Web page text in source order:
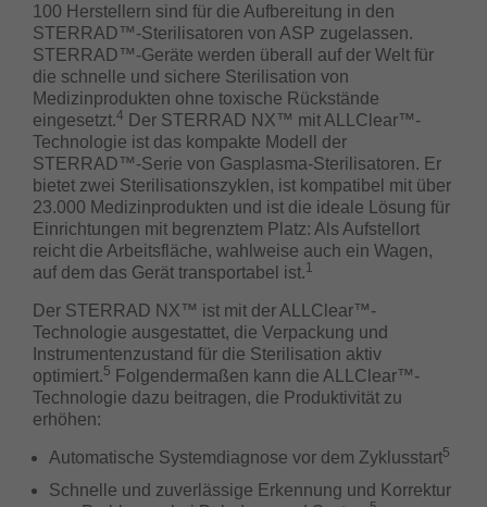
100 Herstellern sind für die Aufbereitung in den
STERRAD™-Sterilisatoren von ASP zugelassen.
STERRAD™-Geräte werden überall auf der Welt für
die schnelle und sichere Sterilisation von
Medizinprodukten ohne toxische Rückstände
eingesetzt.4 Der STERRAD NX™ mit ALLClear™-
Technologie ist das kompakte Modell der
STERRAD™-Serie von Gasplasma-Sterilisatoren. Er
bietet zwei Sterilisationszyklen, ist kompatibel mit über
23.000 Medizinprodukten und ist die ideale Lösung für
Einrichtungen mit begrenztem Platz: Als Aufstellort
reicht die Arbeitsfläche, wahlweise auch ein Wagen,
auf dem das Gerät transportabel ist.1
Der STERRAD NX™ ist mit der ALLClear™-
Technologie ausgestattet, die Verpackung und
Instrumentenzustand für die Sterilisation aktiv
optimiert.5 Folgendermaßen kann die ALLClear™-
Technologie dazu beitragen, die Produktivität zu
erhöhen:
Automatische Systemdiagnose vor dem Zyklusstart5
Schnelle und zuverlässige Erkennung und Korrektur